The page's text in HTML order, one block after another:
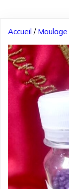
Accueil / Moulage